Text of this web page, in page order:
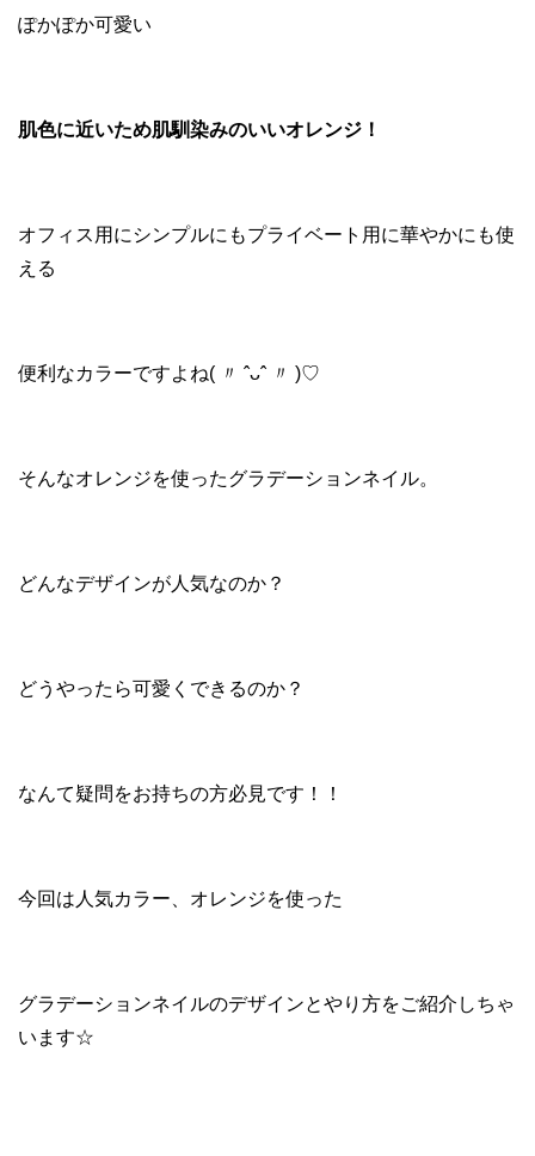
ぽかぽか可愛い
肌色に近いため肌馴染みのいいオレンジ！
オフィス用にシンプルにもプライベート用に華やかにも使
える
便利なカラーですよね( 〃 ˆᴗˆ 〃 )♡
そんなオレンジを使ったグラデーションネイル。
どんなデザインが人気なのか？
どうやったら可愛くできるのか？
なんて疑問をお持ちの方必見です！！
今回は人気カラー、オレンジを使った
グラデーションネイルのデザインとやり方をご紹介しちゃ
います☆